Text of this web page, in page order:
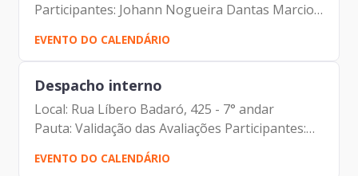
Participantes: Johann Nogueira Dantas Marcio
Rodrigues Pereira Mendes Luciano de Azevedo
Farias Ferreira Antonio Celso de Paula
Albuquerque Filho Carolina...
EVENTO DO CALENDÁRIO
Despacho interno
Local: Rua Líbero Badaró, 425 - 7° andar
Pauta: Validação das Avaliações Participantes:
Johann Nogueira Dantas Lucia Cristina Freire
de Almeida
EVENTO DO CALENDÁRIO